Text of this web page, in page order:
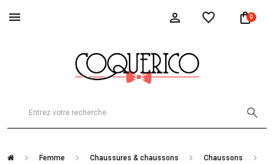
0
Femme Chaussures & chaussons
Chaussons